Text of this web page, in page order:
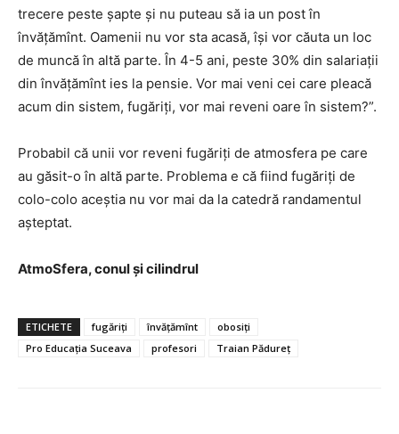
trecere peste șapte și nu puteau să ia un post în
învățămînt. Oamenii nu vor sta acasă, își vor căuta un loc
de muncă în altă parte. În 4-5 ani, peste 30% din salariații
din învățămînt ies la pensie. Vor mai veni cei care pleacă
acum din sistem, fugăriți, vor mai reveni oare în sistem?”.
Probabil că unii vor reveni fugăriți de atmosfera pe care
au găsit-o în altă parte. Problema e că fiind fugăriți de
colo-colo aceștia nu vor mai da la catedră randamentul
așteptat.
AtmoSfera, conul și cilindrul
ETICHETE fugăriți învățămînt
obosiți
Pro Educația Suceava
profesori Traian Pădureț